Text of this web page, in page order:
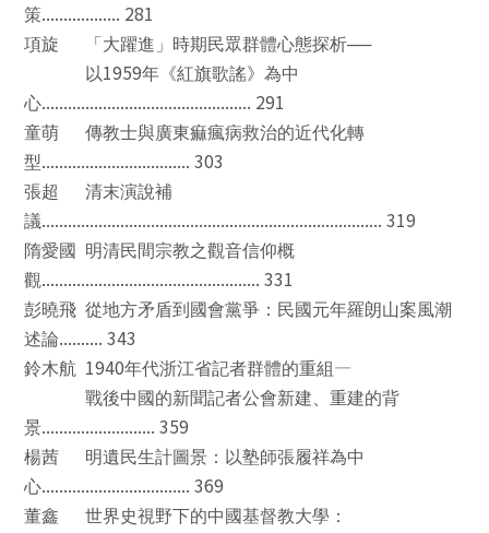
策.................. 281
項旋 「大躍進」時期民眾群體心態探析──
以1959年《紅旗歌謠》為中
心................................................ 291
童萌
傳教士與廣東痲瘋病救治的近代化轉
型.................................. 303
張超
清末演說補
議.............................................................................. 319
隋愛國
明清民間宗教之觀音信仰概
觀.................................................. 331
彭曉飛 從地方矛盾到國會黨爭：民國元年羅朗山案風潮
述論.......... 343
鈴木航 1940年代浙江省記者群體的重組 —
戰後中國的新聞記者公會新建、重建的背
景.......................... 359
楊茜
明遺民生計圖景：以塾師張履祥為中
心.................................. 369
董鑫
世界史視野下的中國基督教大學：